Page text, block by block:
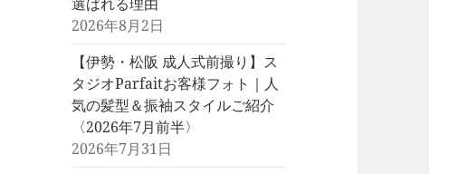
2026年8月2日
【伊勢・松阪 成人式前撮り】ス
タジオParfaitお客様フォト｜人
気の髪型＆振袖スタイルご紹介
〈2026年7月前半〉
2026年7月31日